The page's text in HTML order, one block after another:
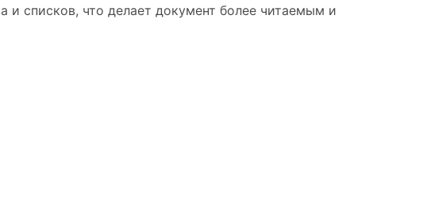
и списков, что делает документ более читаемым и